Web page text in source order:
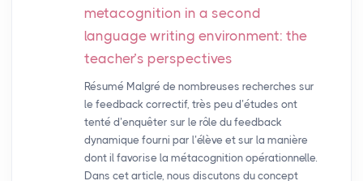
metacognition in a second
language writing environment: the
teacher’s perspectives
Résumé Malgré de nombreuses recherches sur
le feedback correctif, très peu d’études ont
tenté d’enquêter sur le rôle du feedback
dynamique fourni par l’élève et sur la manière
dont il favorise la métacognition opérationnelle.
Dans cet article, nous discutons du concept